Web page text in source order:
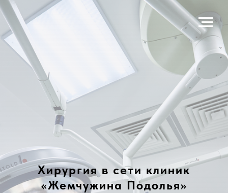
Хирургия в сети клиник
«Жемчужина Подолья»